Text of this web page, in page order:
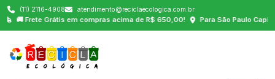
(11) 2116-4908 atendimento@reciclaecologica.com.br
Grátis em compras acima de R$ 650,00! Para São Paulo Capital,